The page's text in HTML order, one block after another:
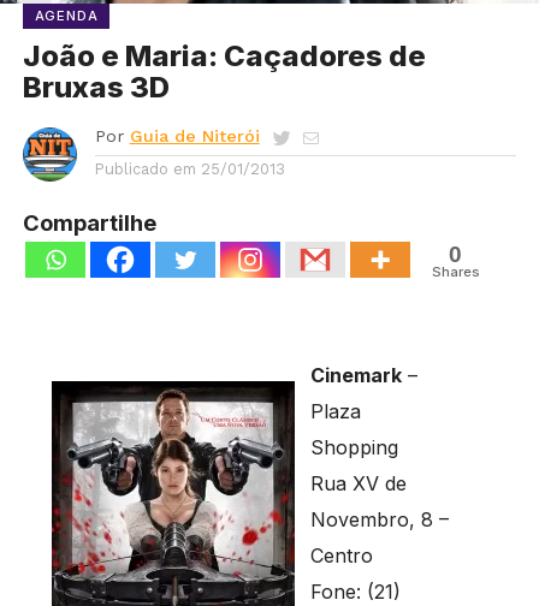
AGENDA
João e Maria: Caçadores de
Bruxas 3D
Por Guia de Niterói
Publicado em 25/01/2013
Compartilhe
0
Shares
Cinemark–
Plaza
Shopping
Rua XV de
Novembro, 8 –
Centro
Fone: (21)